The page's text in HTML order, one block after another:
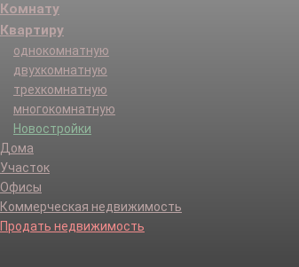
Комнату
Квартиру
однокомнатную
двухкомнатную
трехкомнатную
многокомнатную
Новостройки
Дома
Участок
Офисы
Коммерческая недвижимость
Продать недвижимость